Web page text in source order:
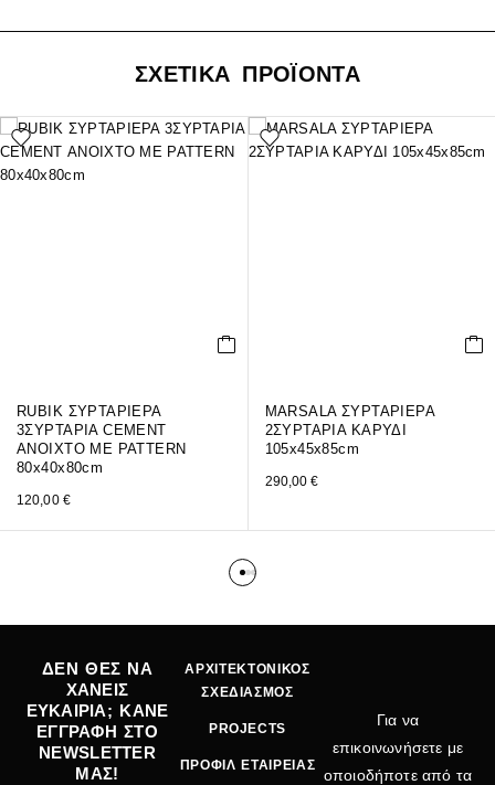
ΣΧΕΤΙΚΑ ΠΡΟΪΟΝΤΑ
RUBIK ΣΥΡΤΑΡΙΕΡΑ
3ΣΥΡΤΑΡΙΑ CEMENT
ΑΝΟΙΧΤΟ ΜΕ PATTERN
80x40x80cm
120,00 €
MARSALA ΣΥΡΤΑΡΙΕΡΑ
2ΣΥΡΤΑΡΙΑ ΚΑΡΥΔΙ
105x45x85cm
290,00€
ΔΕΝ ΘΕΣ ΝΑ
ΧΑΝΕΙΣ
ΕΥΚΑΙΡΙΑ; ΚΑΝΕ
ΕΓΓΡΑΦΗ ΣΤΟ
NEWSLETTER
ΜΑΣ!
ΑΡΧΙΤΕΚΤΟΝΙΚΟΣ
ΣΧΕΔΙΑΣΜΟΣ
PROJECTS
ΠΡΟΦΙΛ ΕΤΑΙΡΕΙΑΣ
Για να
επικοινωνήσετε με
οποιοδήποτε από τα